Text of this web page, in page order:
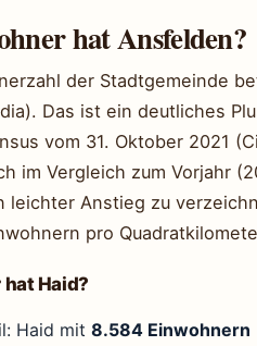
hat Ansfelden?
der Stadtgemeinde
Das ist ein deutliches
vom 31. Oktober 2021
im Vergleich zum Vorjahr
leichter Anstieg zu
pro
Haid?
Haid mit 8.584 Einwohnern